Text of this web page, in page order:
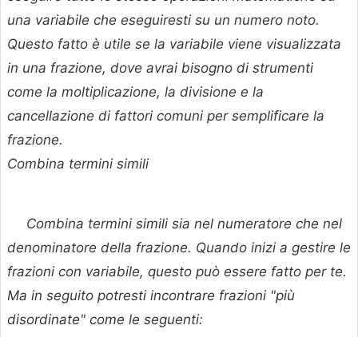
una variabile che eseguiresti su un numero noto.
Questo fatto è utile se la variabile viene visualizzata
in una frazione, dove avrai bisogno di strumenti
come la moltiplicazione, la divisione e la
cancellazione di fattori comuni per semplificare la
frazione.
Combina termini simili
Combina termini simili sia nel numeratore che nel
denominatore della frazione. Quando inizi a gestire le
frazioni con variabile, questo può essere fatto per te.
Ma in seguito potresti incontrare frazioni "più
disordinate" come le seguenti: